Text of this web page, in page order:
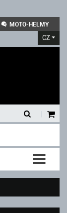
MOTO-HELMY
CZ